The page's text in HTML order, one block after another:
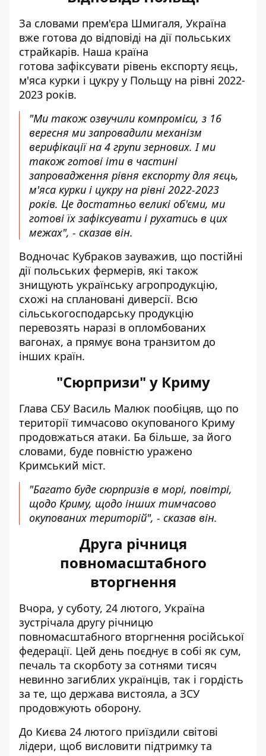
За словами прем'єра Шмигаля, Україна
вже готова до відповіді на дії польських
страйкарів. Наша країна
готова зафіксувати рівень експорту яєць,
м'яса курки і цукру у Польщу на рівні 2022-
2023 років.
"Ми також озвучили компроміси, з 16
вересня ми запровадили механізм
верифікації на 4 групи зернових. І ми
також готові іти в частині
запровадження рівня експорту для яєць,
м'яса курки і цукру на рівні 2022-2023
років. Це достатньо великі об'єми, ми
готові їх зафіксувати і рухатись в цих
межах", - сказав він.
Водночас Кубраков зауважив, що постійні
дії польських фермерів, які також
знищують українську агропродукцію,
схожі на сплановані диверсії. Всю
сільськогосподарську продукцію
перевозять наразі в опломбованих
вагонах, а прямує вона транзитом до
інших країн.
"Сюрпризи" у Криму
Глава СБУ Василь Малюк пообіцяв, що по
території тимчасово окупованого Криму
продовжаться атаки. Ба більше, за його
словами, буде повністю уражено
Кримський міст.
"Багато буде сюрпризів в морі, повітрі,
щодо Криму, щодо інших тимчасово
окупованих територій", - сказав він.
Друга річниця
повномасштабного
вторгнення
Вчора, у суботу, 24 лютого, Україна
зустрічала другу річницю
повномасштабного вторгнення російської
федерації. Цей день поєднує в собі як сум,
печаль та скорботу за сотнями тисяч
невинно загиблих українців, так і гордість
за те, що держава вистояла, а ЗСУ
продовжують оборону.
До Києва 24 лютого приїздили світові
лідери, щоб висловити підтримку та